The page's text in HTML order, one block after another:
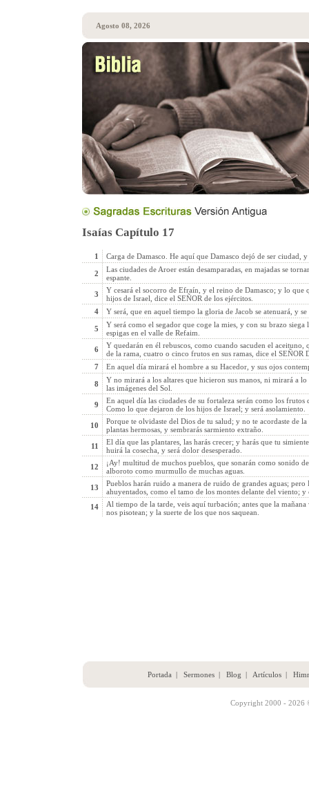
Agosto 08, 2026
Isaías Capítulo 17
1 Carga de Damasco. He aquí que Damasco dejó de ser ciudad,
2
Las ciudades de Aroer están desamparadas, en majadas se
espante.
3
Y cesará el socorro de Efraín, y el reino de Damasco; y lo que
hijos de Israel, dice el SEÑOR de los ejércitos.
4
Y será, que en aquel tiempo la gloria de Jacob se atenuará, y
5
Y será como el segador que coge la mies, y con su brazo siega
espigas en el valle de Refaim.
6
Y quedarán en él rebuscos, como cuando sacuden el aceituno,
de la rama, cuatro o cinco frutos en sus ramas, dice el SEÑOR
7
En aquel día mirará el hombre a su Hacedor, y sus ojos
8
Y no mirará a los altares que hicieron sus manos, ni mirará a
las imágenes del Sol.
9
En aquel día las ciudades de su fortaleza serán como los frutos
Como lo que dejaron de los hijos de Israel; y será asolamiento.
10
Porque te olvidaste del Dios de tu salud; y no te acordaste de
plantas hermosas, y sembrarás sarmiento extraño.
11
El día que las plantares, las harás crecer; y harás que tu
huirá la cosecha, y será dolor desesperado.
12
¡Ay! multitud de muchos pueblos, que sonarán como sonido
alboroto como murmullo de muchas aguas.
13
Pueblos harán ruido a manera de ruido de grandes aguas;
ahuyentados, como el tamo de los montes delante del viento;
14
Al tiempo de la tarde, veis aquí turbación; antes que la mañana
nos pisotean; y la suerte de los que nos saquean.
Portada | Sermones| Blog | Artículos|
Copyright 2000 - 2026